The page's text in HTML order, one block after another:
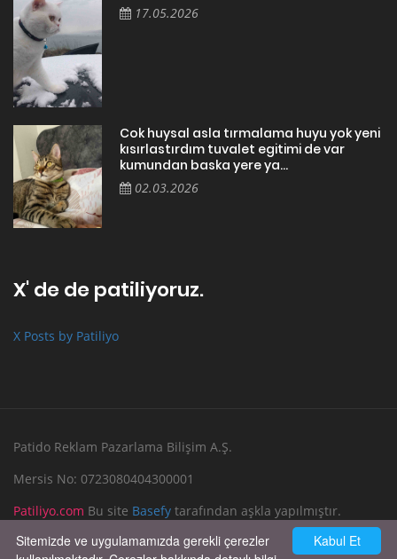
17.05.2026
Cok huysal asla tırmalama huyu yok yeni
kısırlastırdım tuvalet egitimi de var
kumundan baska yere ya...
02.03.2026
X' de de patiliyoruz.
X Posts by Patiliyo
Patido Reklam Pazarlama Bilişim A.Ş.
Mersis No: 0723080404300001
Patiliyo.com Bu site Basefy tarafından aşkla yapılmıştır.
Reklam Verin
Bize Yazın
Kabul Et
Sitemizde ve uygulamamızda gerekli çerezler